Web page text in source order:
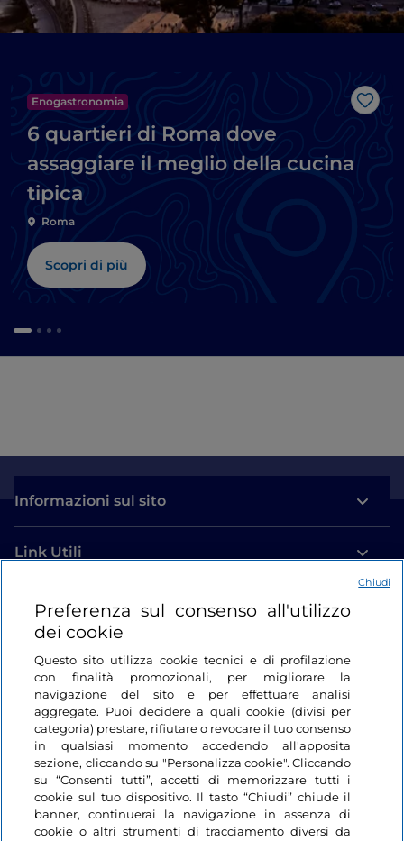
Like
Enogastronomia
6 quartieri di Roma dove
assaggiare il meglio della cucina
tipica
Roma
Scopri di più
Informazioni sul sito
Link Utili
Login
Restiamo in contatto
Preferenza sul consenso all'utilizzo
dei cookie
Questo sito utilizza cookie tecnici e di profilazione
con finalità promozionali, per migliorare la
navigazione del sito e per effettuare analisi
aggregate. Puoi decidere a quali cookie (divisi per
categoria) prestare, rifiutare o revocare il tuo consenso
in qualsiasi momento accedendo all'apposita
sezione, cliccando su "Personalizza cookie". Cliccando
su “Consenti tutti”, accetti di memorizzare tutti i
cookie sul tuo dispositivo. Il tasto “Chiudi” chiude il
banner, continuerai la navigazione in assenza di
cookie o altri strumenti di tracciamento diversi da
Chiudi